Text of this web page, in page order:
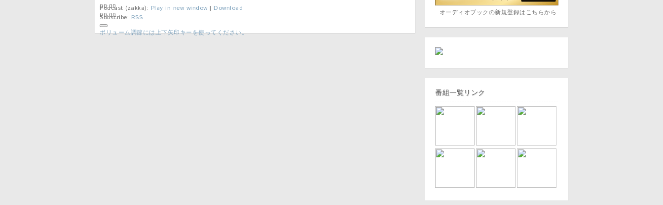
00:00
00:00
ボリューム調節には上下矢印キーを使ってください。
Podcast (zakka): Play in new window| Download
Subscribe: RSS
オーディオブックの新規登録はこちらから
番組一覧リンク